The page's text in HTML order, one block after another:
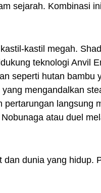
sejarah. Kombinasi
kastil megah.
teknologi Anvil
seperti hutan bambu
mengandalkan
pertarungan langsung
atau duel
dan dunia yang hidup.